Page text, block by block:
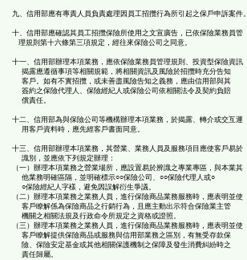
九、信用部應有專責人員負責處理因員工招攬行為所引起之保戶申訴案件。
十、信用部應確認其員工招攬保險所使用之文宣廣告，已依保險業務員管
理規則第十六條第三項規定，經往來保險公司之同意。
十一、信用部辦理本項業務，應依保險業務員管理規則、投資型保險資訊
揭露應遵循事項等相關規範，將相關資訊及風險於招攬時充分告知
客戶。如有不實招攬，或未善盡風險告知之義務，應由信用部與其
簽約之保險代理人、保險經紀人或保險公司依相關法令及契約負賠
償責任。
十二、信用部為與保險公司等機構辦理本項業務，於揭露、轉介或交互運
用客戶資料時，應先經客戶書面同意。
十三、信用部辦理本項業務，其營業、業務人員及服務項目應使客戶易於
識別，並應依下列規定辦理：
（一）辦理本項業務之營業場所，應設置易於辨識之專業專區，與本業其
他業務明確區隔，並明確標示○○保險公司、○○保險代理人或○
○保險經紀人字樣，避免因誤解衍生爭議。
（二）辦理本項業務之業務人員，進行保險商品業務服務時，應表明並使
客戶瞭解係為保險商品之行銷行為，且應主動出示符合保險業主管
機關之相關法規及行政命令所規定之資格或證照。
（三）辦理本項業務之業務人員，進行保險商品業務服務時，應表明並使
客戶瞭解提供保險商品或服務與信用部業務之區別，有無受存款保
險、保險安定基金或其他相關保護機制之保障及發生消費糾紛時之
責任歸屬。